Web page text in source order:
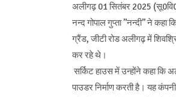
अलीगढ़ 01 सितंबर 2025
नन्द गोपाल गुप्ता ’’नन्दी’’ ने
ग्रैंड, जीटी रोड अलीगढ़ में
कर रहे थे।
सर्किट हाउस में उन्होंने कहा
पाउडर निर्माण करती है। यह